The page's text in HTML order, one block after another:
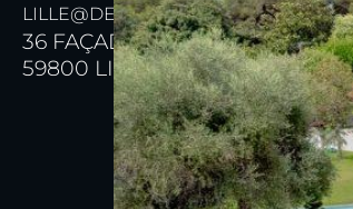
LILLE@DEHIBA-IMMOBILIER.FR
36 FAÇADE DE L'ESPLANADE
59800 LILLE